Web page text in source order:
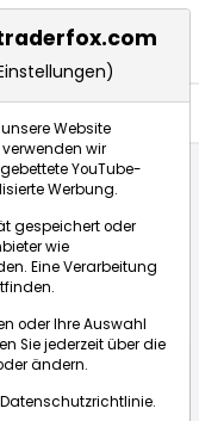
Comedy Film ...
DPA-AFX COMPACT
Website
wir
YouTube-
Werbung.
gespeichert oder
wie
Eine Verarbeitung
oder Ihre Auswahl
Sie jederzeit über die
ändern.
Datenschutzrichtlinie.